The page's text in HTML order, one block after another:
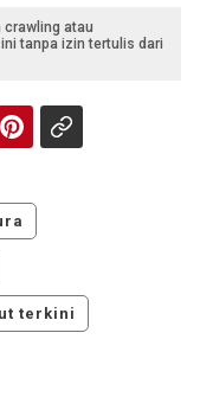
crawling atau
tanpa izin tertulis dari
terkini